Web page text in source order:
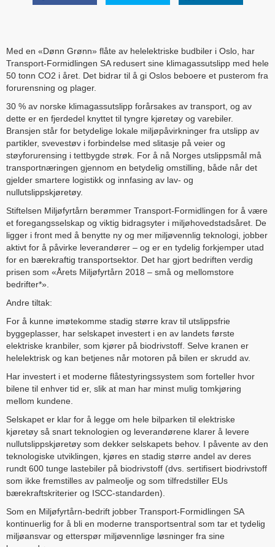
Med en «Dønn Grønn» flåte av helelektriske budbiler i Oslo, har
Transport-Formidlingen SA redusert sine klimagassutslipp med hele
50 tonn CO2 i året. Det bidrar til å gi Oslos beboere et pusterom fra
forurensning og plager.
30 % av norske klimagassutslipp forårsakes av transport, og av
dette er en fjerdedel knyttet til tyngre kjøretøy og varebiler.
Bransjen står for betydelige lokale miljøpåvirkninger fra utslipp av
partikler, svevestøv i forbindelse med slitasje på veier og
støyforurensing i tettbygde strøk. For å nå Norges utslippsmål må
transportnæringen gjennom en betydelig omstilling, både når det
gjelder smartere logistikk og innfasing av lav- og
nullutslippskjøretøy.
Stiftelsen Miljøfyrtårn berømmer Transport-Formidlingen for å være
et foregangsselskap og viktig bidragsyter i miljøhovedstadsåret. De
ligger i front med å benytte ny og mer miljøvennlig teknologi, jobber
aktivt for å påvirke leverandører – og er en tydelig forkjemper utad
for en bærekraftig transportsektor. Det har gjort bedriften verdig
prisen som «Årets Miljøfyrtårn 2018 – små og mellomstore
bedrifter*».
Andre tiltak:
For å kunne imøtekomme stadig større krav til utslippsfrie
byggeplasser, har selskapet investert i en av landets første
elektriske kranbiler, som kjører på biodrivstoff. Selve kranen er
helelektrisk og kan betjenes når motoren på bilen er skrudd av.
Har investert i et moderne flåtestyringssystem som forteller hvor
bilene til enhver tid er, slik at man har minst mulig tomkjøring
mellom kundene.
Selskapet er klar for å legge om hele bilparken til elektriske
kjøretøy så snart teknologien og leverandørene klarer å levere
nullutslippskjøretøy som dekker selskapets behov. I påvente av den
teknologiske utviklingen, kjøres en stadig større andel av deres
rundt 600 tunge lastebiler på biodrivstoff (dvs. sertifisert biodrivstoff
som ikke fremstilles av palmeolje og som tilfredstiller EUs
bærekraftskriterier og ISCC-standarden).
Som en Miljøfyrtårn-bedrift jobber Transport-Formidlingen SA
kontinuerlig for å bli en moderne transportsentral som tar et tydelig
miljøansvar og etterspør miljøvennlige løsninger fra sine